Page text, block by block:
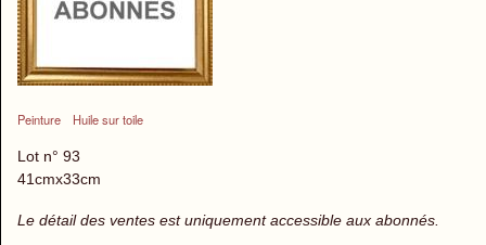
Peinture Huile sur toile
Lot n° 93
41cmx33cm
Le détail des ventes est uniquement accessible aux abonnés.